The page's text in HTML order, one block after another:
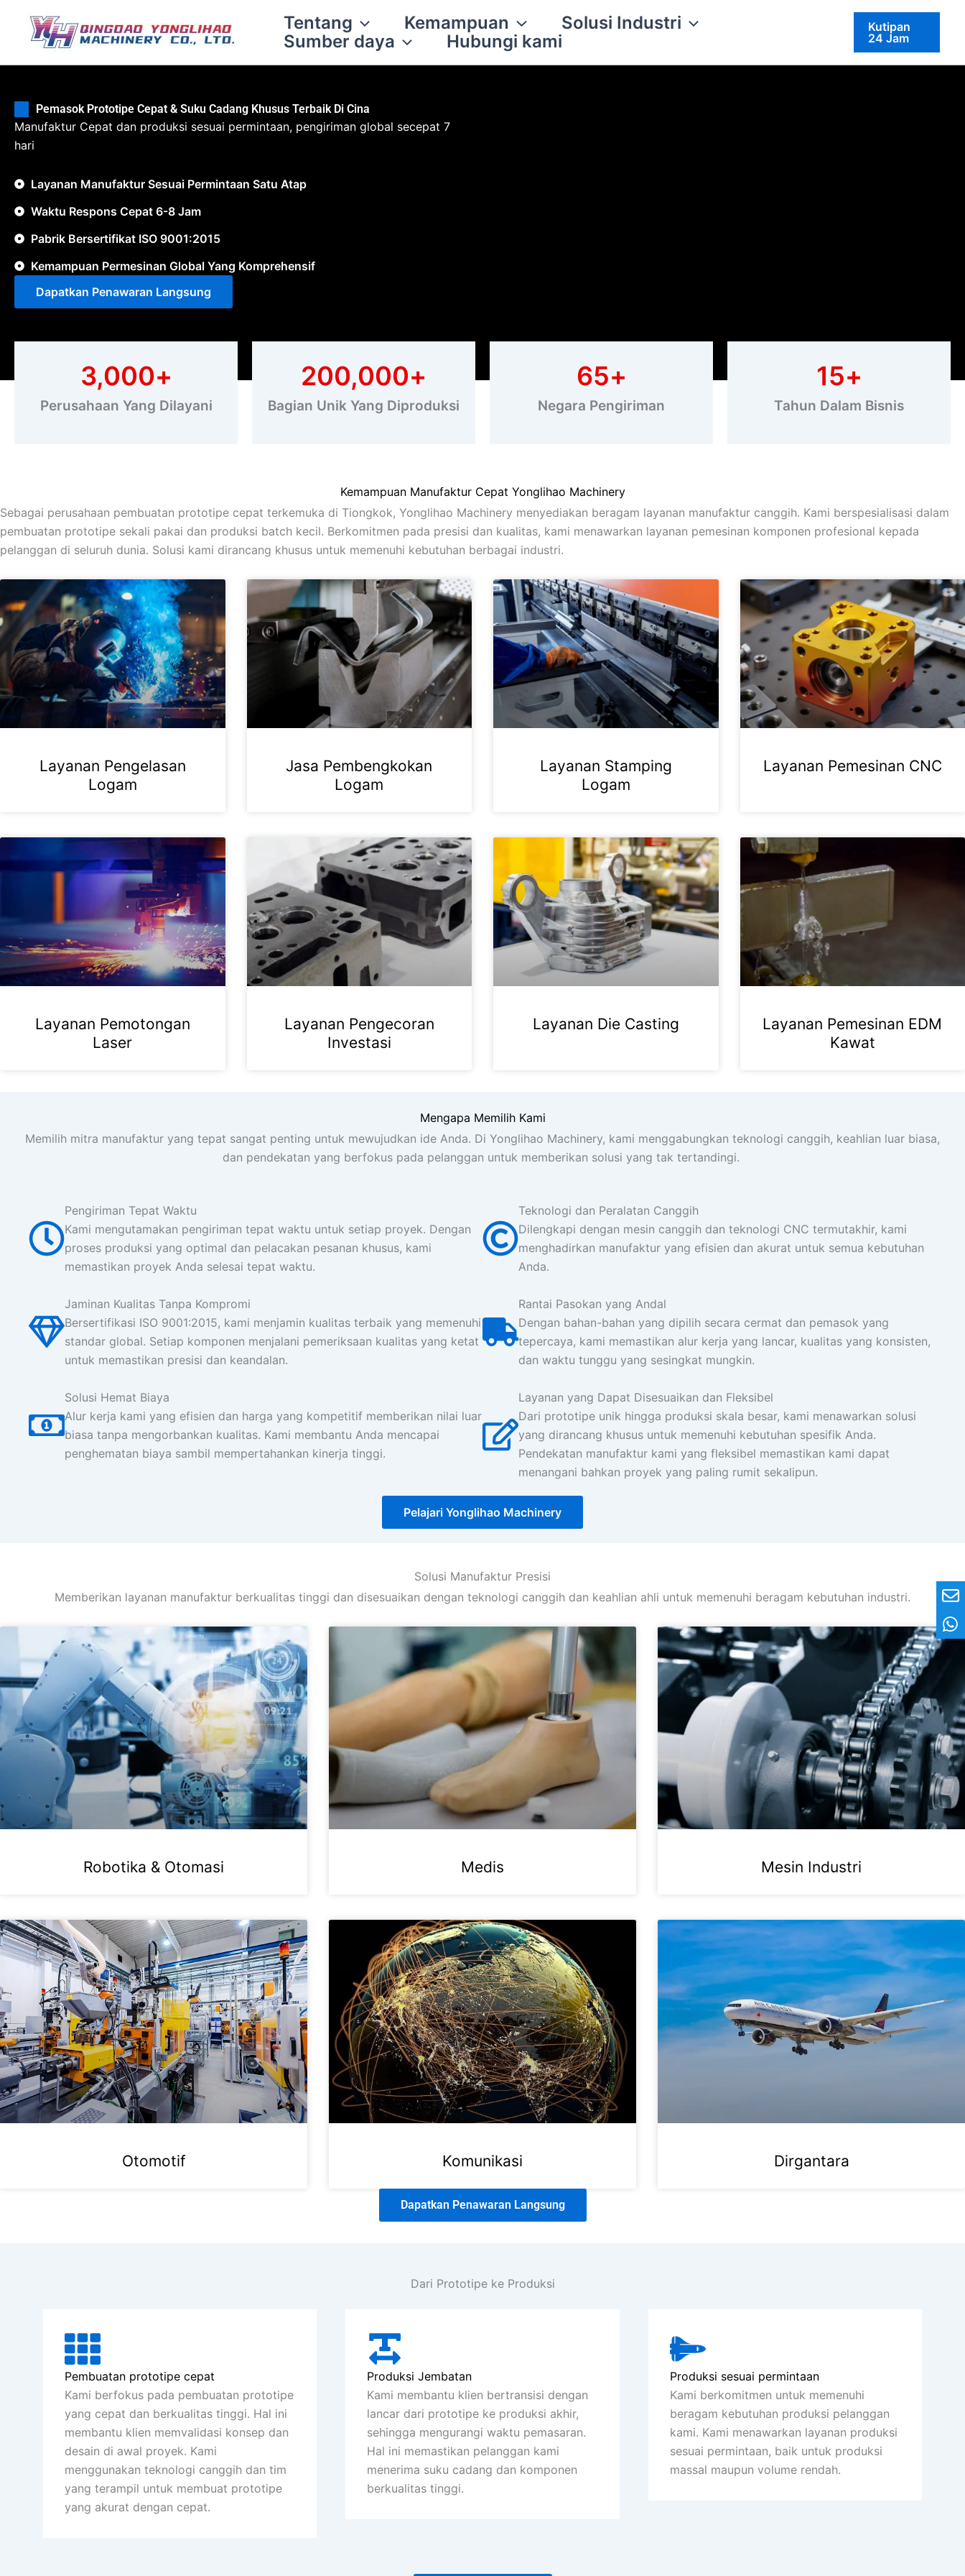
Tentang Kemampuan
Solusi Industri
Sumber daya
Hubungi kami
Kutipan
24 Jam
Pemasok Prototipe Cepat & Suku Cadang Khusus Terbaik Di Cina
Manufaktur Cepat dan produksi sesuai permintaan, pengiriman global secepat 7
hari
Layanan Manufaktur Sesuai Permintaan Satu Atap
Waktu Respons Cepat 6-8 Jam
Pabrik Bersertifikat ISO 9001:2015
Kemampuan Permesinan Global Yang Komprehensif
Dapatkan Penawaran Langsung
Perusahaan Yang Dilayani
3,000+
Bagian Unik Yang Diproduksi
200,000+
Negara Pengiriman
65+
Tahun Dalam Bisnis
15+
Kemampuan Manufaktur Cepat Yonglihao Machinery
Sebagai perusahaan pembuatan prototipe cepat terkemuka di Tiongkok, Yonglihao Machinery menyediakan beragam layanan manufaktur canggih. Kami berspesialisasi dalam
pembuatan prototipe sekali pakai dan produksi batch kecil. Berkomitmen pada presisi dan kualitas, kami menawarkan layanan pemesinan komponen profesional kepada
pelanggan di seluruh dunia. Solusi kami dirancang khusus untuk memenuhi kebutuhan berbagai industri.
Layanan Pengelasan
Logam
Jasa Pembengkokan
Logam
Layanan Stamping
Logam
Layanan Pemesinan CNC
Layanan Pemotongan
Laser
Layanan Pengecoran
Investasi
Layanan Die Casting
Layanan Pemesinan EDM
Kawat
Mengapa Memilih Kami
Memilih mitra manufaktur yang tepat sangat penting untuk mewujudkan ide Anda. Di Yonglihao Machinery, kami menggabungkan teknologi canggih, keahlian luar biasa,
dan pendekatan yang berfokus pada pelanggan untuk memberikan solusi yang tak tertandingi.
Pengiriman Tepat Waktu
Kami mengutamakan pengiriman tepat waktu untuk setiap proyek. Dengan
proses produksi yang optimal dan pelacakan pesanan khusus, kami
memastikan proyek Anda selesai tepat waktu.
Teknologi dan Peralatan Canggih
Dilengkapi dengan mesin canggih dan teknologi CNC termutakhir, kami
menghadirkan manufaktur yang efisien dan akurat untuk semua kebutuhan
Anda.
Jaminan Kualitas Tanpa Kompromi
Bersertifikasi ISO 9001:2015, kami menjamin kualitas terbaik yang memenuhi
standar global. Setiap komponen menjalani pemeriksaan kualitas yang ketat
untuk memastikan presisi dan keandalan.
Rantai Pasokan yang Andal
Dengan bahan-bahan yang dipilih secara cermat dan pemasok yang
tepercaya, kami memastikan alur kerja yang lancar, kualitas yang konsisten,
dan waktu tunggu yang sesingkat mungkin.
Solusi Hemat Biaya
Alur kerja kami yang efisien dan harga yang kompetitif memberikan nilai luar
biasa tanpa mengorbankan kualitas. Kami membantu Anda mencapai
penghematan biaya sambil mempertahankan kinerja tinggi.
Layanan yang Dapat Disesuaikan dan Fleksibel
Dari prototipe unik hingga produksi skala besar, kami menawarkan solusi
yang dirancang khusus untuk memenuhi kebutuhan spesifik Anda.
Pendekatan manufaktur kami yang fleksibel memastikan kami dapat
menangani bahkan proyek yang paling rumit sekalipun.
Pelajari Yonglihao Machinery
Solusi Manufaktur Presisi
Memberikan layanan manufaktur berkualitas tinggi dan disesuaikan dengan teknologi canggih dan keahlian ahli untuk memenuhi beragam kebutuhan industri.
Robotika & Otomasi Medis Mesin Industri
Otomotif Komunikasi Dirgantara
Dapatkan Penawaran Langsung
Dari Prototipe ke Produksi
Pembuatan prototipe cepat
Kami berfokus pada pembuatan prototipe
yang cepat dan berkualitas tinggi. Hal ini
membantu klien memvalidasi konsep dan
desain di awal proyek. Kami
menggunakan teknologi canggih dan tim
yang terampil untuk membuat prototipe
yang akurat dengan cepat.
Produksi Jembatan
Kami membantu klien bertransisi dengan
lancar dari prototipe ke produksi akhir,
sehingga mengurangi waktu pemasaran.
Hal ini memastikan pelanggan kami
menerima suku cadang dan komponen
berkualitas tinggi.
Produksi sesuai permintaan
Kami berkomitmen untuk memenuhi
beragam kebutuhan produksi pelanggan
kami. Kami menawarkan layanan produksi
sesuai permintaan, baik untuk produksi
massal maupun volume rendah.